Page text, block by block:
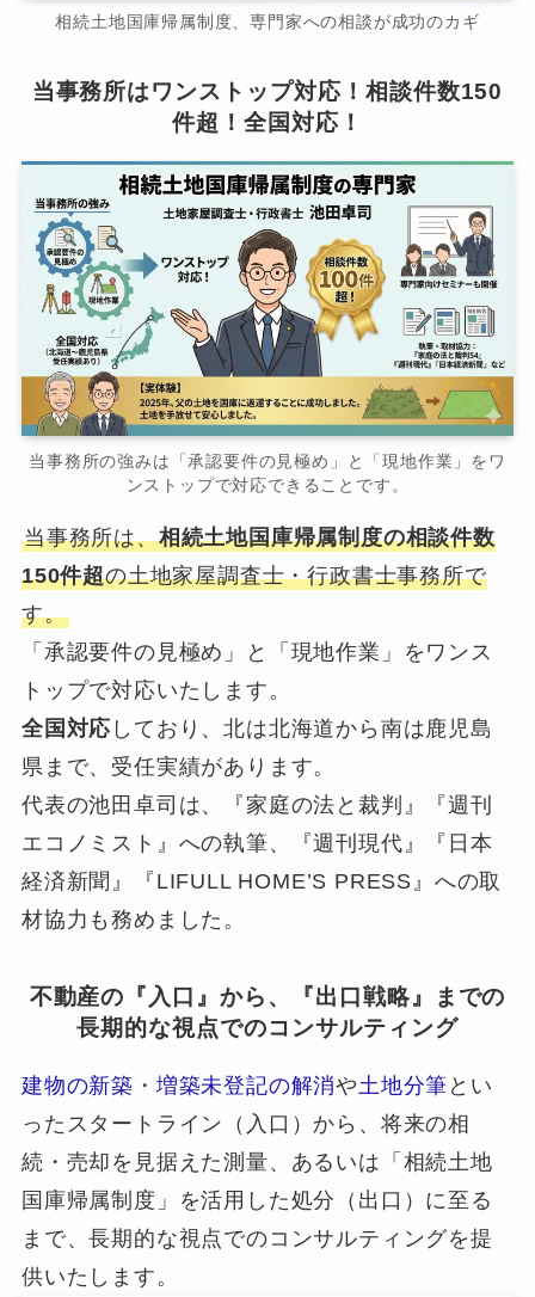
相続土地国庫帰属制度、専門家への相談が成功のカギ
当事務所はワンストップ対応！相談件数150
件超！全国対応！
当事務所の強みは「承認要件の見極め」と「現地作業」をワ
ンストップで対応できることです。
当事務所は、相続土地国庫帰属制度の相談件数
150件超の土地家屋調査士・行政書士事務所で
す。
「承認要件の見極め」と「現地作業」をワンス
トップで対応いたします。
全国対応 しており、北は北海道から南は鹿児島
県まで、受任実績があります。
代表の池田卓司は、『家庭の法と裁判』『週刊
エコノミスト』への執筆、『週刊現代』『日本
経済新聞』『LIFULL HOME’S PRESS』への取
材協力も務めました。
不動産の『入口』から、『出口戦略』までの
長期的な視点でのコンサルティング
建物の新築 ・ 増築未登記の解消や 土地分筆 とい
ったスタートライン（入口）から、将来の相
続・売却を見据えた測量、あるいは「相続土地
国庫帰属制度」を活用した処分（出口）に至る
まで、長期的な視点でのコンサルティングを提
供いたします。